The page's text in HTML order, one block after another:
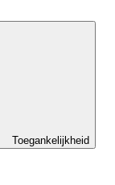
Toegankelijkheid